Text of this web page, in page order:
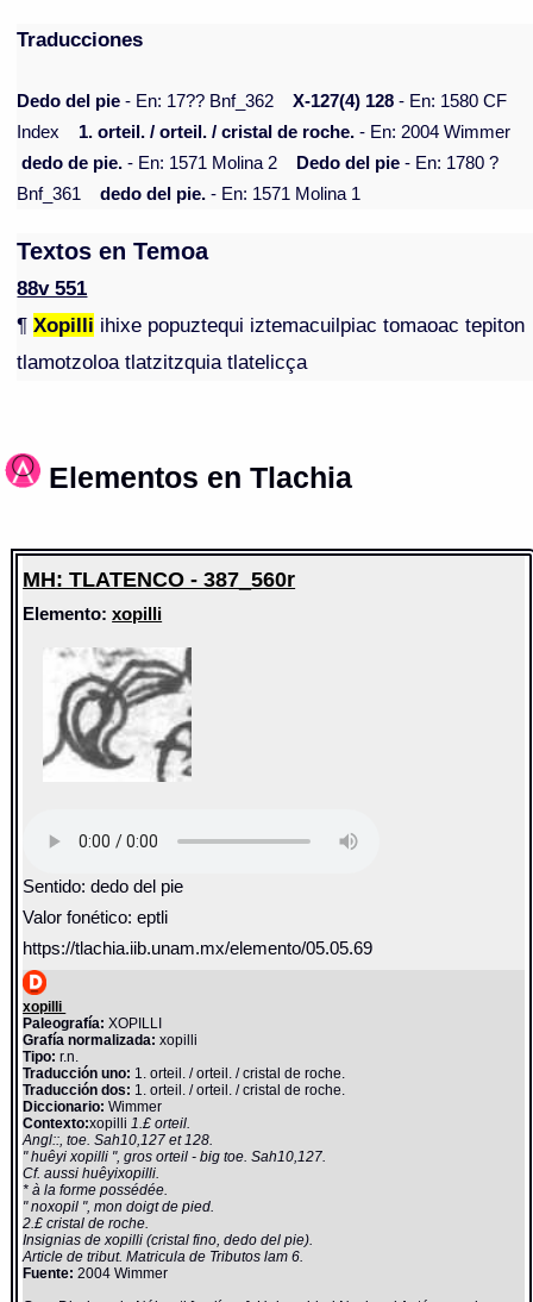
Traducciones
Dedo del pie - En: 17?? Bnf_362 X-127(4) 128 - En: 1580 CF
Index
1. orteil. / orteil. / cristal de roche. - En: 2004 Wimmer
dedo de pie. - En: 1571 Molina 2 Dedo del pie - En: 1780 ?
Bnf_361
dedo del pie. - En: 1571 Molina 1
Textos en Temoa
88v 551
¶Xopilli ihixe popuztequi iztemacuilpiac tomaoac tepiton
tlamotzoloa tlatzitzquia tlatelicça
Elementos en Tlachia
MH: TLATENCO - 387_560r
Elemento:xopilli
Sentido: dedo del pie
Valor fonético: eptli
https://tlachia.iib.unam.mx/elemento/05.05.69
xopilli
Paleografía: XOPILLI
Grafía normalizada: xopilli
Tipo: r.n.
Traducción uno: 1. orteil. / orteil. / cristal de roche.
Traducción dos: 1. orteil. / orteil. / cristal de roche.
Diccionario:Wimmer
Contexto:xopilli1.£ orteil.
Angl::, toe. Sah10,127 et 128.
" huêyi xopilli ", gros orteil - big toe. Sah10,127.
Cf. aussi huêyixopilli.
* à la forme possédée.
" noxopil ", mon doigt de pied.
2.£ cristal de roche.
Insignias de xopilli (cristal fino, dedo del pie).
Article de tribut. Matricula de Tributos lam 6.
Fuente: 2004 Wimmer